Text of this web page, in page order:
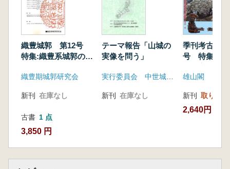
るにあたって」
金松 誠 研究報告① 「播磨三木城攻めの陣城
谷本 進 研究報告② 「因幡鳥取城攻めの陣城
群」
群」
早川 圭 研究報告④「賤ヶ岳合戦の陣城群―
林 昭男 研究報告⑤ 「天正1213年、佐々紛争
における陣城群」
高田 徹 誌上報告① 「畿内進出以前の繊田信
織豊城郭 第12号
特集:織豊系城郭の支
織豊期城郭研究会
新刊 在庫なし
古書 1 点
3,850 円
テーマ報告「山城の
実像を問う」
実行委員会 中世城郭研究会
新刊 在庫なし
季刊考古学
号 特集:織
雄山閣
新刊 取り寄せ
2,640円